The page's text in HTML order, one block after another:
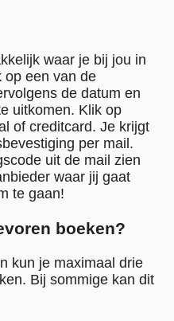
waar je bij jou in
op een van de
de datum en
uitkomen. Klik op
of creditcard. Je krijgt
per mail.
uit de mail zien
waar jij gaat
te gaan!
boeken?
kun je maximaal drie
Bij sommige kan dit